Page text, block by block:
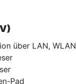
über LAN, WLAN
Pad